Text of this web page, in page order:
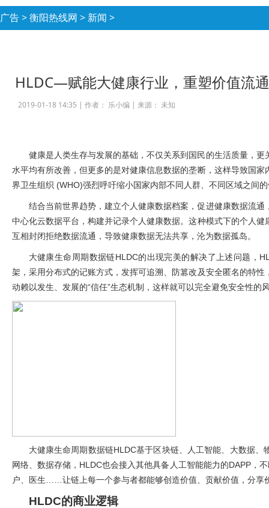
广告>衡阳热线网 > 新闻 >
HLDC—赋能大健康行业，重塑价值流
2019-01-18 14:35 | 作者： 乐小编 | 来源： 未知
健康是人类生存与发展的基础，不仅关系到国民的生活质量，
水平均有所改善，但更多的是对健康信息数据的垄断，这样导致国
界卫生组织 (WHO)强烈呼吁缩小国家内部不同人群、不同区域之间
结合当前世界趋势，建立个人健康数据档案，促进健康数据流
中心化云数据平台，构建并记录个人健康数据。这种模式下的个人
互相封闭拒绝数据流通，导致健康数据无法共享，沦为数据孤岛。
大健康生命周期数据链HLDC的出现完美的解决了上述问题，
架，采用分布式的记账方式，发挥可追溯、防篡改及安全匿名的特
动赖以发生、发展的“信任”生态机制，这样就可以完全避免安全性的
大健康生命周期数据链HLDC基于区块链、人工智能、大数据、
网络、数据存储， HLDC也会接入其他具备人工智能能力的DAPP，
户、医生……让链上每一个参与者都能够创造价值、贡献价值，分享
HLDC的商业逻辑